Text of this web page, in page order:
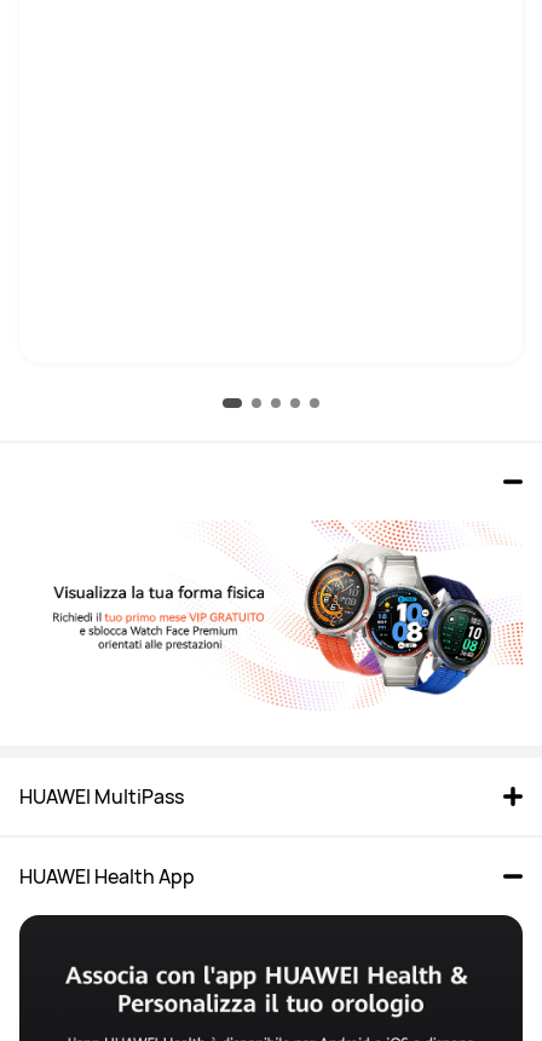
HUAWEI MultiPass
HUAWEI Health App